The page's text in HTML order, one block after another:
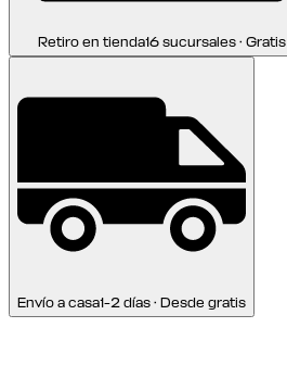
Retiro en tienda16 sucursales · Gratis
Envío a casa1-2 días · Desde gratis